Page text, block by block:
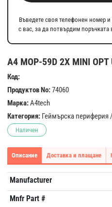
A4 MOP-59D 2X MINI OPT
Код:
Продуктов No:74060
Марка:A4tech
Категория: Геймърска периферия/
Наличен
Въведете своя телефонен номер
с вас, за да потвърдим
Описание Доставка и плащане
Manufacturer
Mnfr Part #